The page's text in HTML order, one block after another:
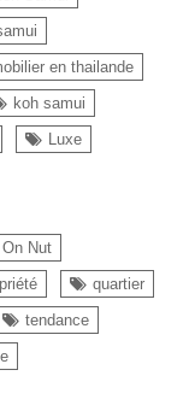
en thailande
koh samui
Luxe
On Nut
quartier
tendance